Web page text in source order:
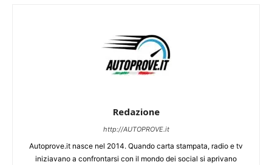
Redazione
http://AUTOPROVE.it
Autoprove.it nasce nel 2014. Quando carta stampata, radio e tv
iniziavano a confrontarsi con il mondo dei social si aprivano